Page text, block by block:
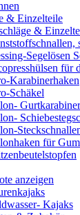
& Einzelteile
&
Segelösen
für
Karabinerhaken
Schäkel
für
anzeigen
Kajaks